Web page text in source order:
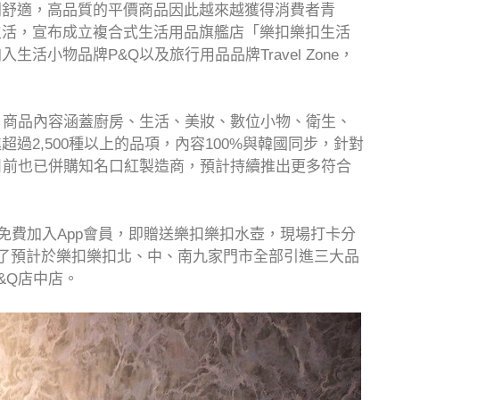
適，高品質的平價商品因此越來越獲得消費者青
，宣布成立複合式生活用品旗艦店「樂扣樂扣生活
生活小物品牌P&Q以及旅行用品品牌Travel Zone，
品內容涵蓋廚房、生活、美妝、數位小物、衛生、
過2,500種以上的品項，內容100%與韓國同步，針對
也已併購知名口紅製造商，預計持續推出更多符合
費加入App會員，即贈送樂扣樂扣水壺，現場打卡分
計於樂扣樂扣北、中、南九家門市全部引進三大品
店中店。